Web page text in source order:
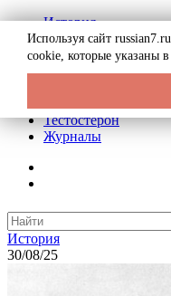
История
Биография
Криминал
Реклама на сайте
Тестостерон
Журналы
История
30/08/25
Используя сайт
cookie, которые указаны в